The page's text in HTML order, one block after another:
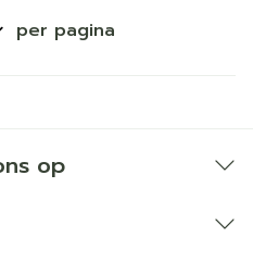
per pagina
op